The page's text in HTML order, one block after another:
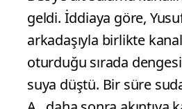
kenarında otururken
kaybederek suya
akıntıya kapılıp
Olay, Yüreğir ilçesine
Mahallesi Ege Bağatur